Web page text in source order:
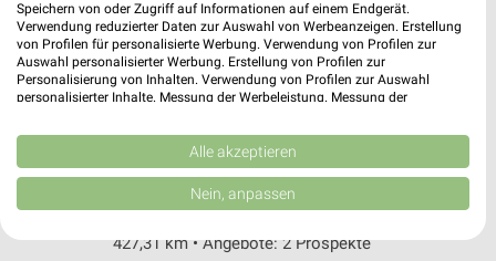
Heute 07:00 - 22:00 Uhr | Geschlossen
435,09 km
❯
Güntherstr. 3-5
60528 Frankfurt/Niederrad
Heute 08:00 - 22:00 Uhr | Geschlossen
427,31 km • Angebote: 2 Prospekte
Speichern von oder Zugriff auf Informationen auf einem Endgerät.
Verwendung reduzierter Daten zur Auswahl von Werbeanzeigen. Erstellung
von Profilen für personalisierte Werbung. Verwendung von Profilen zur
Auswahl personalisierter Werbung. Erstellung von Profilen zur
Personalisierung von Inhalten. Verwendung von Profilen zur Auswahl
personalisierter Inhalte. Messung der Werbeleistung. Messung der
Kombinationen von Daten aus verschiedenen Quellen. Entwicklung und
Verbesserung der Angebote. Verwendung reduzierter Daten zur Auswahl
von Inhalten.
Daten können außerhalb der Europäischen Union weitergegeben und in die
USA gesendet werden.
Website/App.
Alle akzeptieren
Nein, anpassen